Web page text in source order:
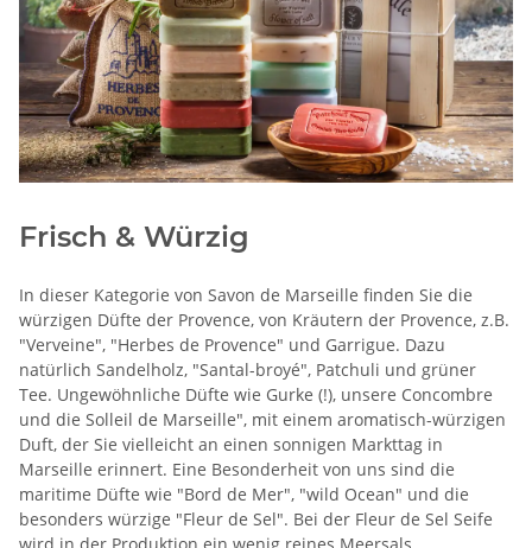
Frisch & Würzig
In dieser Kategorie von Savon de Marseille finden Sie die
würzigen Düfte der Provence, von Kräutern der Provence, z.B.
"Verveine", "Herbes de Provence" und Garrigue. Dazu
natürlich Sandelholz, "Santal-broyé", Patchuli und grüner
Tee. Ungewöhnliche Düfte wie Gurke (!), unsere Concombre
und die Solleil de Marseille", mit einem aromatisch-würzigen
Duft, der Sie vielleicht an einen sonnigen Markttag in
Marseille erinnert. Eine Besonderheit von uns sind die
maritime Düfte wie "Bord de Mer", "wild Ocean" und die
besonders würzige "Fleur de Sel". Bei der Fleur de Sel Seife